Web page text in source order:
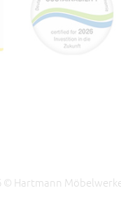
© Hartmann